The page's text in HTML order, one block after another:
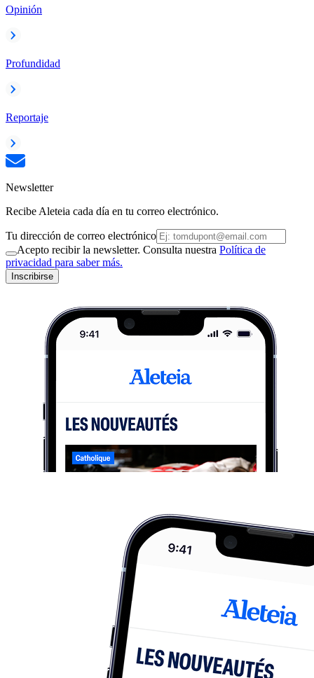
Opinión
Profundidad
Reportaje
Newsletter
Recibe Aleteia cada día en tu correo electrónico.
Tu dirección de correo electrónico
Acepto recibir la newsletter. Consulta nuestra Política de
privacidad para saber más.
Inscribirse